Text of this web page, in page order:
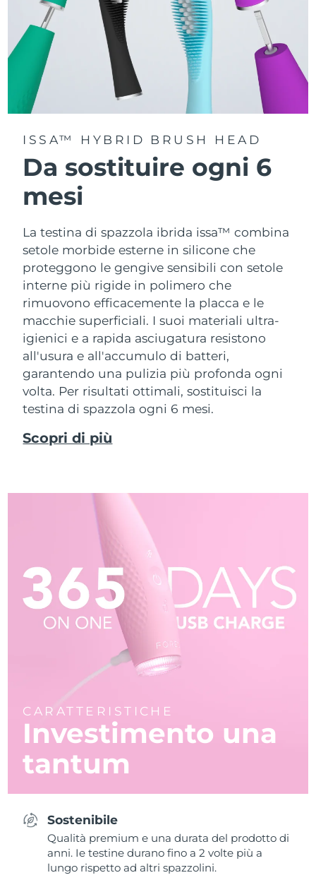
ISSA™ HYBRID BRUSH HEAD
Da sostituire ogni 6
mesi
La testina di spazzola ibrida issa™ combina
setole morbide esterne in silicone che
proteggono le gengive sensibili con setole
interne più rigide in polimero che
rimuovono efficacemente la placca e le
macchie superficiali. I suoi materiali ultra-
igienici e a rapida asciugatura resistono
all'usura e all'accumulo di batteri,
garantendo una pulizia più profonda ogni
volta. Per risultati ottimali, sostituisci la
testina di spazzola ogni 6 mesi.
Scopri di più
CARATTERISTICHE
Investimento una
tantum
Sostenibile
Qualità premium e una durata del prodotto di
anni. Ie testine durano fino a 2 volte più a
lungo rispetto ad altri spazzolini.